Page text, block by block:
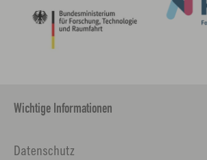
Wichtige Informationen
Datenschutz